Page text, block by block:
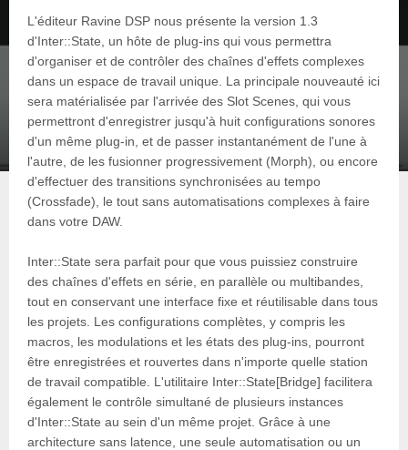
L'éditeur Ravine DSP nous présente la version 1.3
d'Inter::State, un hôte de plug-ins qui vous permettra
d'organiser et de contrôler des chaînes d'effets complexes
dans un espace de travail unique. La principale nouveauté ici
sera matérialisée par l'arrivée des Slot Scenes, qui vous
permettront d'enregistrer jusqu'à huit configurations sonores
d'un même plug-in, et de passer instantanément de l'une à
l'autre, de les fusionner progressivement (Morph), ou encore
d'effectuer des transitions synchronisées au tempo
(Crossfade), le tout sans automatisations complexes à faire
dans votre DAW.
Inter::State sera parfait pour que vous puissiez construire
des chaînes d'effets en série, en parallèle ou multibandes,
tout en conservant une interface fixe et réutilisable dans tous
les projets. Les configurations complètes, y compris les
macros, les modulations et les états des plug-ins, pourront
être enregistrées et rouvertes dans n'importe quelle station
de travail compatible. L'utilitaire Inter::State[Bridge] facilitera
également le contrôle simultané de plusieurs instances
d'Inter::State au sein d'un même projet. Grâce à une
architecture sans latence, une seule automatisation ou un